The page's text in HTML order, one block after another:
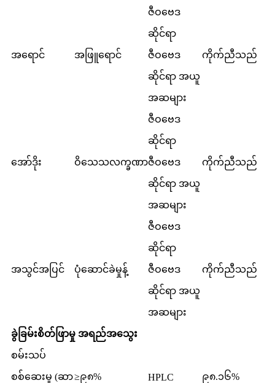
အရောင် အဖြူရောင်
ဇီဝဗေဒ
ဆိုင်ရာ
ဇီဝဗေဒ
ဆိုင်ရာ အယူ
အဆများ
ကိုက်ညီသည်
အော်ဒိုး ဝိသေသလက္ခဏာ
ဇီဝဗေဒ
ဆိုင်ရာ
ဇီဝဗေဒ
ဆိုင်ရာ အယူ
အဆများ
ကိုက်ညီသည်
အသွင်အပြင် ပုံဆောင်ခဲမှုန့်
ဇီဝဗေဒ
ဆိုင်ရာ
ဇီဝဗေဒ
ဆိုင်ရာ အယူ
အဆများ
ကိုက်ညီသည်
ခွဲခြမ်းစိတ်ဖြာမှု အရည်အသွေး
စမ်းသပ်
စစ်ဆေးမှု (ဆာ≥၉၈% HPLC ၉၈.၁၆%